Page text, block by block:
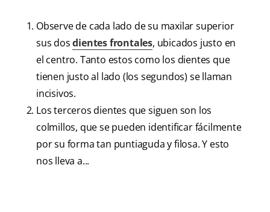
Observe de cada lado de su maxilar superior
sus dosdientes frontales, ubicados justo en
el centro. Tanto estos como los dientes que
tienen justo al lado (los segundos) se llaman
incisivos.
Los terceros dientes que siguen son los
colmillos, que se pueden identificar fácilmente
por su forma tan puntiaguda y filosa. Y esto
nos lleva a...